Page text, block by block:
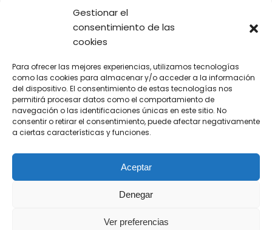
Gestionar el
consentimiento de las
cookies
Para ofrecer las mejores experiencias, utilizamos tecnologías
como las cookies para almacenar y/o acceder a la información
del dispositivo. El consentimiento de estas tecnologías nos
permitirá procesar datos como el comportamiento de
navegación o las identificaciones únicas en este sitio. No
consentir o retirar el consentimiento, puede afectar negativamente
a ciertas características y funciones.
Aceptar
Denegar
Ver preferencias
SERVICIOS (2)
CONSUMIBLES (82)
REPUESTOS (43)
BANDA DE TRANSFERENCIA (1)
RODILLO DE TRANSFERENCIA (1)
UNIDAD DE IMAGEN
UNIDAD DE REVELADO (17)